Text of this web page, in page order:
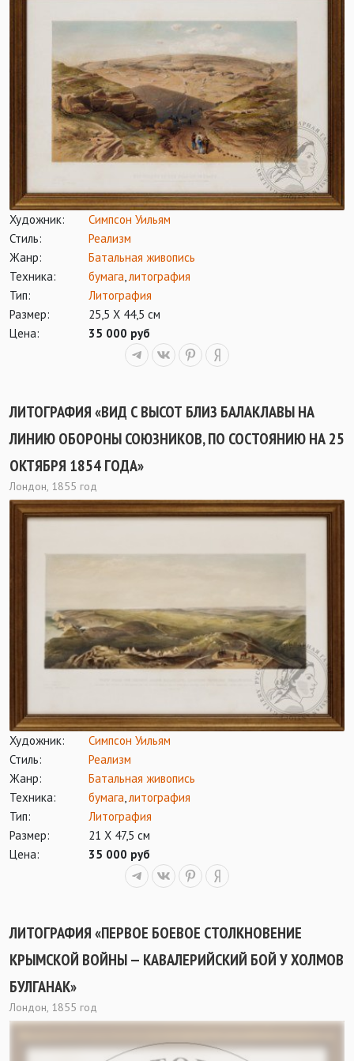
Художник:
Симпсон Уильям
Стиль:
Реализм
Жанр:
Батальная живопись
Техника:
бумага литография
Тип:
Литография
Размер:
25,5 Х 44,5 см
Цена:
35 000 руб
ЛИТОГРАФИЯ «ВИД С ВЫСОТ БЛИЗ БАЛАКЛАВЫ НА
ЛИНИЮ ОБОРОНЫ СОЮЗНИКОВ, ПО СОСТОЯНИЮ НА 25
ОКТЯБРЯ 1854 ГОДА»
Лондон, 1855 год
Художник:
Симпсон Уильям
Стиль:
Реализм
Жанр:
Батальная живопись
Техника:
бумага,литография
Тип:
Литография
Размер:
21 Х 47,5 см
Цена:
35 000 руб
ЛИТОГРАФИЯ «ПЕРВОЕ БОЕВОЕ СТОЛКНОВЕНИЕ
КРЫМСКОЙ ВОЙНЫ — КАВАЛЕРИЙСКИЙ БОЙ У ХОЛМОВ
БУЛГАНАК»
Лондон, 1855 год